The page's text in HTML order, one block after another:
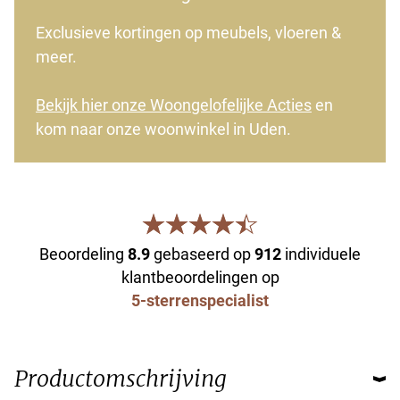
Exclusieve kortingen op meubels, vloeren &
meer.
Bekijk hier onze Woongelofelijke Acties en
kom naar onze woonwinkel in Uden.
Beoordeling 8.9gebaseerd op912 individuele
klantbeoordelingen op
5-sterrenspecialist
Productomschrijving